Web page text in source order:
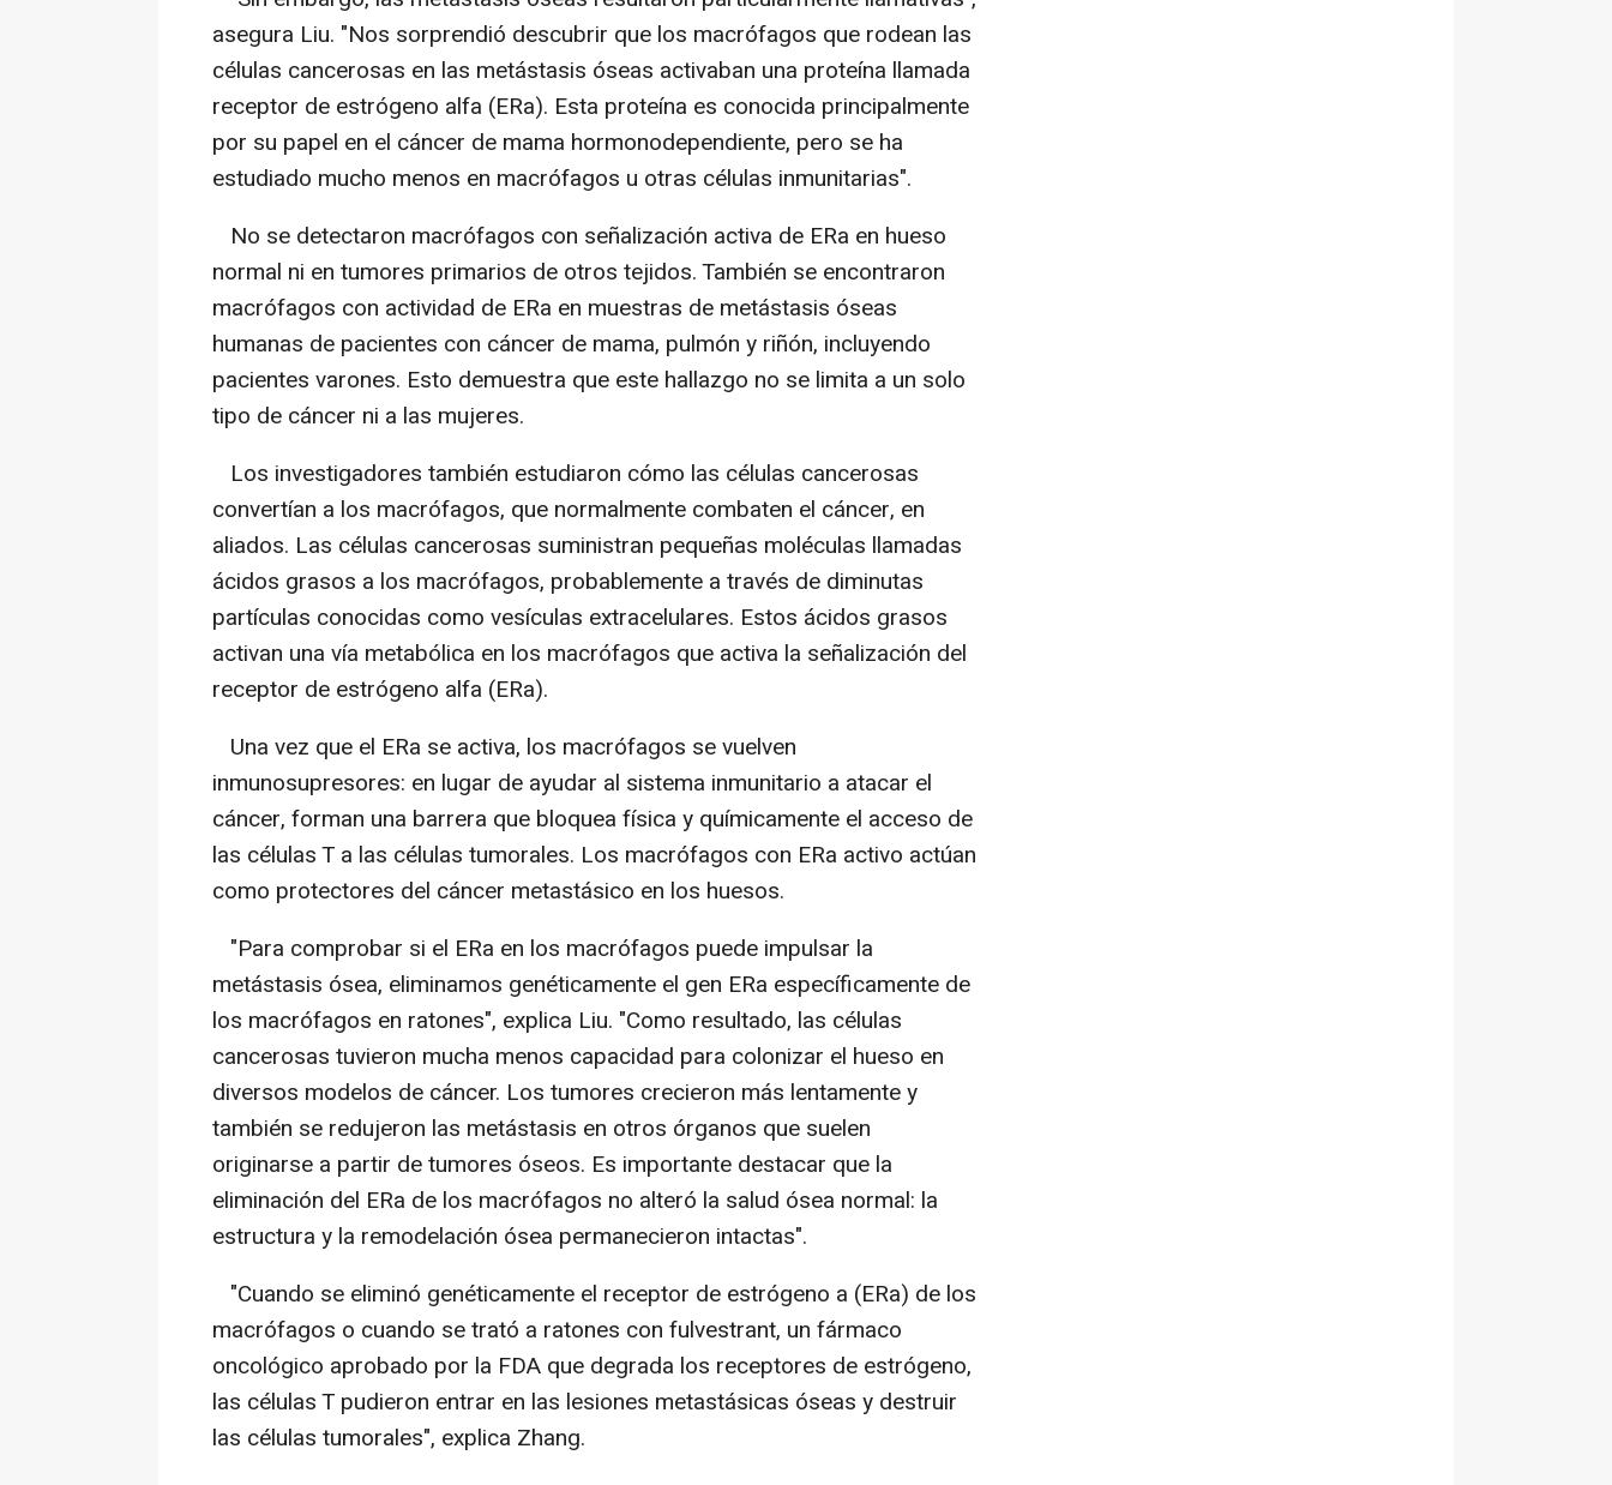
asegura Liu. "Nos sorprendió descubrir que los macrófagos que rodean las
células cancerosas en las metástasis óseas activaban una proteína llamada
receptor de estrógeno alfa (ERa). Esta proteína es conocida principalmente
por su papel en el cáncer de mama hormonodependiente, pero se ha
estudiado mucho menos en macrófagos u otras células inmunitarias".
No se detectaron macrófagos con señalización activa de ERa en hueso
normal ni en tumores primarios de otros tejidos. También se encontraron
macrófagos con actividad de ERa en muestras de metástasis óseas
humanas de pacientes con cáncer de mama, pulmón y riñón, incluyendo
pacientes varones. Esto demuestra que este hallazgo no se limita a un solo
tipo de cáncer ni a las mujeres.
Los investigadores también estudiaron cómo las células cancerosas
convertían a los macrófagos, que normalmente combaten el cáncer, en
aliados. Las células cancerosas suministran pequeñas moléculas llamadas
ácidos grasos a los macrófagos, probablemente a través de diminutas
partículas conocidas como vesículas extracelulares. Estos ácidos grasos
activan una vía metabólica en los macrófagos que activa la señalización del
receptor de estrógeno alfa (ERa).
Una vez que el ERa se activa, los macrófagos se vuelven
inmunosupresores: en lugar de ayudar al sistema inmunitario a atacar el
cáncer, forman una barrera que bloquea física y químicamente el acceso de
las células T a las células tumorales. Los macrófagos con ERa activo actúan
como protectores del cáncer metastásico en los huesos.
"Para comprobar si el ERa en los macrófagos puede impulsar la
metástasis ósea, eliminamos genéticamente el gen ERa específicamente de
los macrófagos en ratones", explica Liu. "Como resultado, las células
cancerosas tuvieron mucha menos capacidad para colonizar el hueso en
diversos modelos de cáncer. Los tumores crecieron más lentamente y
también se redujeron las metástasis en otros órganos que suelen
originarse a partir de tumores óseos. Es importante destacar que la
eliminación del ERa de los macrófagos no alteró la salud ósea normal: la
estructura y la remodelación ósea permanecieron intactas".
"Cuando se eliminó genéticamente el receptor de estrógeno a (ERa) de los
macrófagos o cuando se trató a ratones con fulvestrant, un fármaco
oncológico aprobado por la FDA que degrada los receptores de estrógeno,
las células T pudieron entrar en las lesiones metastásicas óseas y destruir
las células tumorales", explica Zhang.